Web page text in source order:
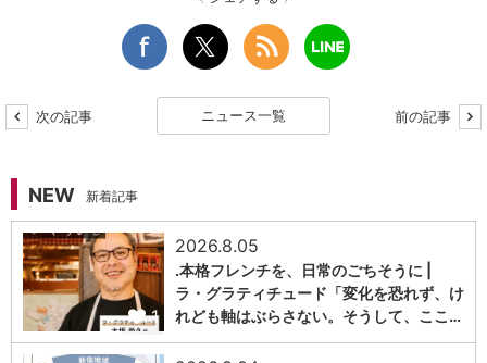
次の記事 ニュース一覧 前の記事
NEW 新着記事
1
2026.8.05
.本格フレンチを、日常のごちそうに |
ラ・グラティチュード「変化を恐れず、け
れども軸はぶらさない。そうして、ここ…